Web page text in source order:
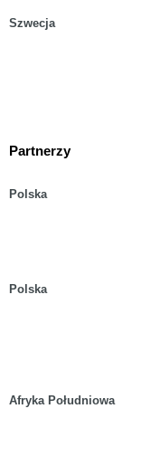
Szwecja
Partnerzy
Polska
Polska
Afryka Południowa